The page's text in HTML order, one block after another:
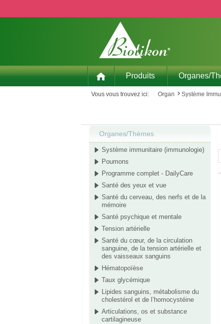
Produits Organes/
Vous vous trouvez ici: Organ Système
Organes/Thèmes
Système immunitaire (immunologie)
Poumons
Programme complet - DailyCare
Santé des yeux et vue
Santé du cerveau, des nerfs et de la
mémoire
Santé psychique et mentale
Tension artérielle
Santé du cœur, de la circulation
sanguine, de la tension artérielle et
des vaisseaux sanguins
Hématopoïèse
Taux glycémique
Lipides sanguins, métabolisme du
cholestérol et de l’homocystéine
Articulations, os et substance
cartilagineuse